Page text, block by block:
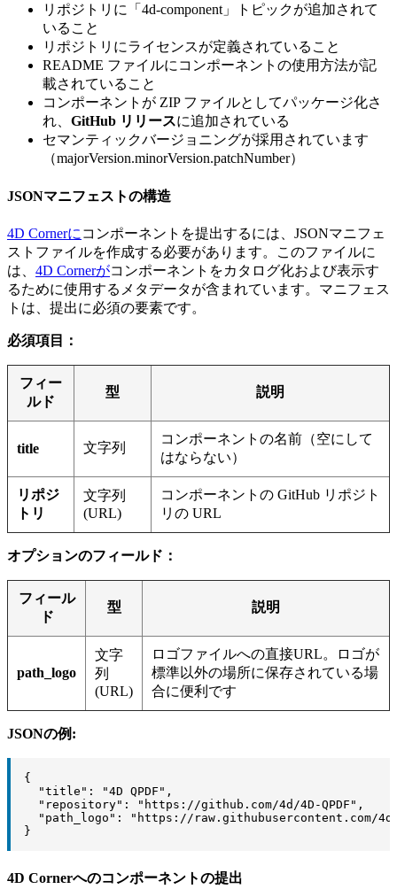
リポジトリに「4d-component」トピックが追加されて
いること
リポジトリにライセンスが定義されていること
README ファイルにコンポーネントの使用方法が記
載されていること
コンポーネントが ZIP ファイルとしてパッケージ化さ
れ、 GitHub リリースに追加されている
セマンティックバージョニングが採用されています
（majorVersion.minorVersion.patchNumber）
JSONマニフェストの構造
4D Cornerに コンポーネントを提出するには、JSONマニフェ
ストファイルを作成する必要があります。このファイルに
は、 4D Cornerがコンポーネントをカタログ化および表示す
るために使用するメタデータが含まれています。マニフェス
トは、提出に必須の要素です。
必須項目：
フィー
ルド
型 説明
title 文字列
コンポーネントの名前（空にして
はならない）
リポジ
トリ
文字列
(URL)
コンポーネントの GitHub リポジト
リの URL
オプションのフィールド：
フィール
ド
型 説明
path_logo
文字
列
(URL)
ロゴファイルへの直接URL。ロゴが
標準以外の場所に保存されている場
合に便利です
JSONの例:
{
  "title": "4D QPDF",
  "repository": "https://github.com/4d/4D-QPDF",
"path_logo": "https://raw.githubusercontent.com/
}
4D Cornerへのコンポーネントの提出